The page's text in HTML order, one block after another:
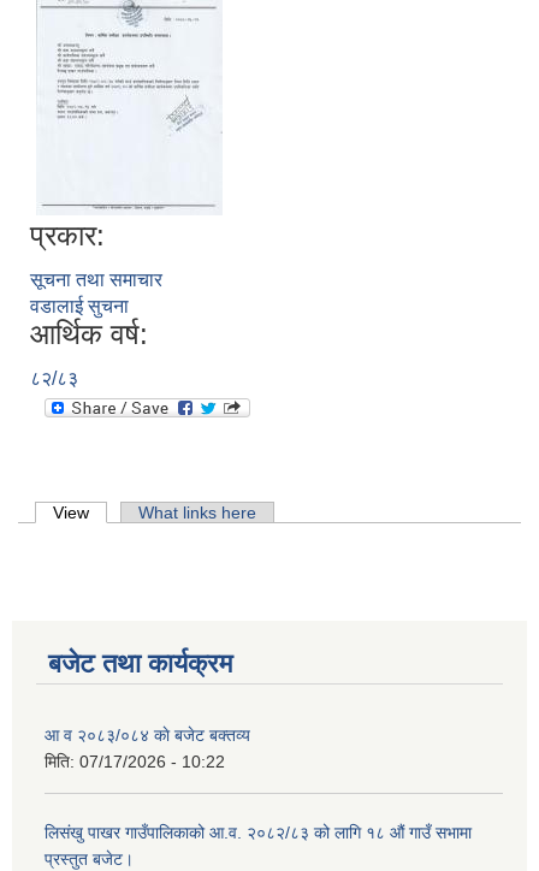
प्रकार:
सूचना तथा समाचार
वडालाई सुचना
आर्थिक वर्ष:
८२/८३
Primary tabs
View (active tab)What links here
बजेट तथा कार्यक्रम
आ व २०८३/०८४ काे बजेट बक्तव्य
मिति: 07/17/2026 - 10:22
लिसंखु पाखर गाउँपालिकाको आ.व. २०८२/८३ को लागि १८ औं गाउँ सभामा
प्रस्तुत बजेट।